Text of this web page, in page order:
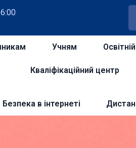
Учням
Кваліфікаційний центр
Безпека в інтернеті